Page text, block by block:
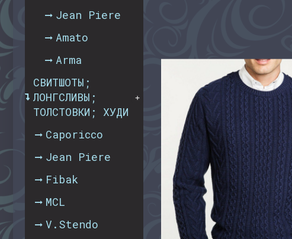
Jean Piere
Amato
Arma
СВИТШОТЫ;
ЛОНГСЛИВЫ;
ТОЛСТОВКИ; ХУДИ
+
Caporicco
Jean Piere
Fibak
MСL
V.Stendo